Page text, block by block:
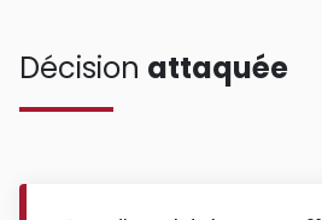
Décision attaquée